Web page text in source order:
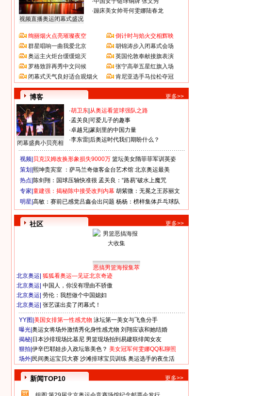
视频直播奥运闭幕式盛况
·蹦床美女帅哥何雯娜陆春龙
绚丽烟火点亮璀璨夜空
群星唱响一曲我爱北京
奥运主火炬台缓缓熄灭
罗格致辞再秀中文问候
闭幕式天气良好适合观烟火
倒计时与焰火交相辉映
胡锦涛步入闭幕式会场
英国伦敦奉献接旗表演
张宁高举五星红旗入场
肯尼亚选手马拉松夺冠
博客 更多>>
闭幕盛典小贝亮相
·胡卫东 从奥运看篮球强队之路
·孟关良 可爱儿子的趣事
·卓越兄 篆刻里的中国力量
·李东雷 后奥运时代我们期盼什么？
视频| 贝克汉姆改换形象损失9000万 篮坛美女隋菲菲军训英姿
策划| 熙坤贵宾室 ：萨马兰奇做客金台艺术馆 北京奥运最美
热点| 陈剑翔：国球压轴快准很 孟关良：“路易”破水上魔咒
专家| 童建强：揭秘陈中接受改判内幕 胡紫微：无冕之王苏丽文
明星| 高敏：赛前已感觉吕鑫会出问题 杨杨：榜样集体乒乓球队
社区 更多>>
恶搞男篮海报集萃
北京奥运 狐狐看奥运—见证北京奇迹
北京奥运 中国人，你没有理由不骄傲
北京奥运 劳伦：我想做个中国媳妇
北京奥运 张艺谋出卖了闭幕式！
YY图| 美国女排第一性感尤物 泳坛第一美女与飞鱼分手
曝光| 奥运女将场外激情秀化身性感尤物 刘翔应该和她结婚
揭秘| 日本沙排现场比基尼 男篮现场拍到易建联绯闻女友
狠拍| 伊辛巴耶娃步入政坛靠美色？ 美女冠军何雯娜QQ私聊照
场外| 民间奥运宝贝大赛 沙滩排球宝贝训练 奥运选手的夜生活
新闻TOP10 更多>>